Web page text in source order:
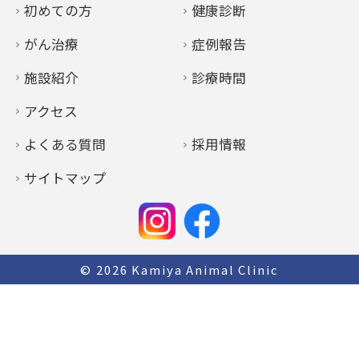
初めての方
健康診断
がん治療
症例報告
施設紹介
診療時間
アクセス
よくある質問
採用情報
サイトマップ
© 2026 Kamiya Animal Clinic